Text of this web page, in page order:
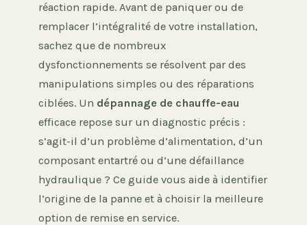
réaction rapide. Avant de paniquer ou de
remplacer l’intégralité de votre installation,
sachez que de nombreux
dysfonctionnements se résolvent par des
manipulations simples ou des réparations
ciblées. Un dépannage de chauffe-eau
efficace repose sur un diagnostic précis :
s’agit-il d’un problème d’alimentation, d’un
composant entartré ou d’une défaillance
hydraulique ? Ce guide vous aide à identifier
l’origine de la panne et à choisir la meilleure
option de remise en service.